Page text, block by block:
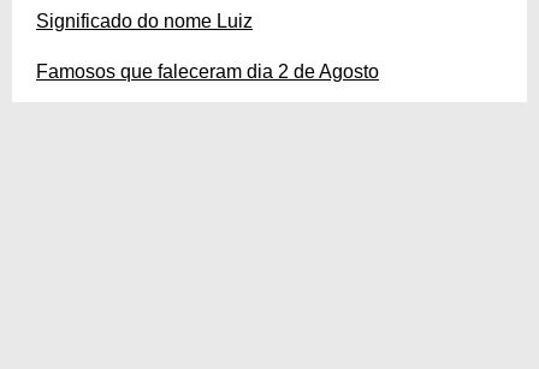
Significado do nome Luiz
Famosos que faleceram dia 2 de Agosto